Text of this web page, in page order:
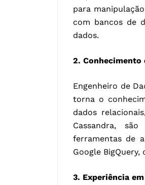
para
com bancos de
dados.
2. Conhecimento
Engenheiro de
torna o
dados
Cassandra,
ferramentas de
Google
3. Experiência